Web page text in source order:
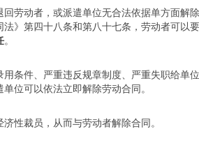
劳动者，或派遣单位无合法依据单方面解除
法》第四十八条和第八十七条，劳动者可以
。
用条件、严重违反规章制度、严重失职给
单位可以依法立即解除劳动合同。
性裁员，从而与劳动者解除合同。